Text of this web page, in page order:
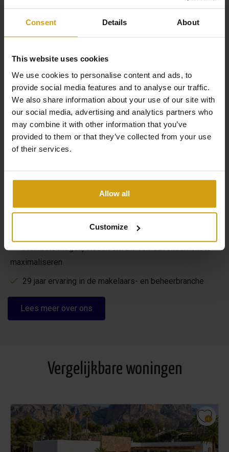
Consent Details About
This website uses cookies
We use cookies to personalise content and ads, to
provide social media features and to analyse our traffic.
We also share information about your use of our site with
our social media, advertising and analytics partners who
may combine it with other information that you’ve
provided to them or that they’ve collected from your use
of their services.
Allow all
Customize
omhoog loopt naar de bovenste etage, kunt u het
uitzicht bewonderen vanuit een groot raam over 2
verdiepingen, dat licht en karakter geeft aan dit moderne
slaapkamer, beiden met een spectaculair uitzicht over de
zee en de vallei. Elke slaapkamer heeft een groot zonnig
terras en een en-suite badkamer, evenals ingebouwde
kasten. De villa beschikt verder over vloerverwarming,
onafhankelijke warme en koude airconditioning in alle
kamers, SONOS-audiosysteem in de woonkamer,
PORCELANOSA-badkamers en garage met eigen ingang.
De voordelen van CasaLasDunas
Verkoop & verhuur onder één dak
Ontzorgen van A tot Z bij het kopen van een huis in
Flexibele mogelijkheden om uw verhuurrendement te
maximaliseren
29 jaar ervaring in de makelaars- en beheerbranche
Lees meer over ons
Vergelijkbare woningen